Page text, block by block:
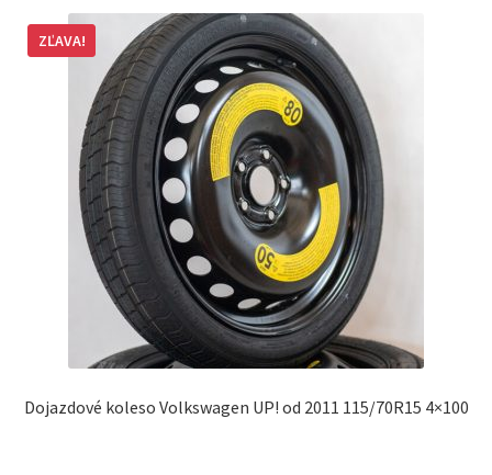
Dojazdové koleso Volkswagen UP! od 2011 115/70R15 4×100
ZĽAVA!